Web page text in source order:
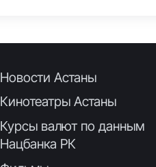
Новости Астаны
Кинотеатры Астаны
Курсы валют по данным
Нацбанка РК